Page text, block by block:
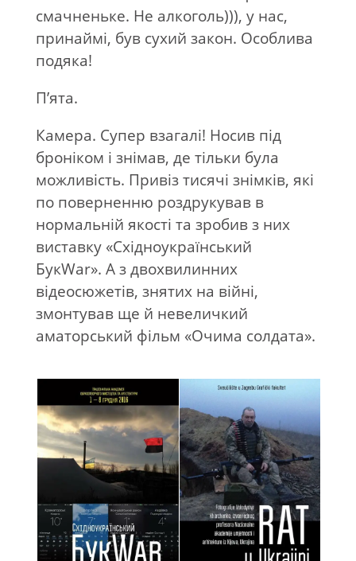
смачненьке. Не алкоголь))), у нас,
принаймі, був сухий закон. Особлива
подяка!
П’ята.
Камера. Супер взагалі! Носив під
броніком і знімав, де тільки була
можливість. Привіз тисячі знімків, які
по поверненню роздрукував в
нормальній якості та зробив з них
виставку «Східноукраїнський
БукWar». А з двохвилинних
відеосюжетів, знятих на війні,
змонтував ще й невеличкий
аматорський фільм «Очима солдата».